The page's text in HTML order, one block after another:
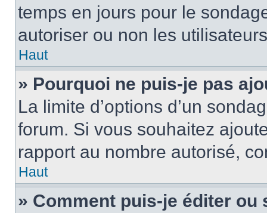
temps en jours pour le
autoriser ou non les
Haut
» Pourquoi ne puis-je pas
La limite d’options d’un
forum. Si vous souhaitez
rapport au nombre autorisé,
Haut
» Comment puis-je éditer ou